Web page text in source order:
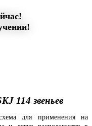
114 звеньев
для применения на